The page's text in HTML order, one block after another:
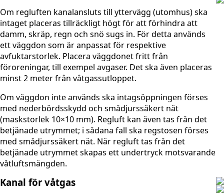
Om regluften kanalansluts till yttervägg (utomhus) ska
intaget placeras tillräckligt högt för att förhindra att
damm, skräp, regn och snö sugs in. För detta används
ett väggdon som är anpassat för respektive
avfuktarstorlek. Placera väggdonet fritt från
föroreningar, till exempel avgaser. Det ska även placeras
minst 2 meter från våtgassutloppet.
Om väggdon inte används ska intagsöppningen förses
med nederbördsskydd och smådjurssäkert nät
(maskstorlek 10×10 mm). Regluft kan även tas från det
betjänade utrymmet; i sådana fall ska regstosen förses
med smådjurssäkert nät. När regluft tas från det
betjänade utrymmet skapas ett undertryck motsvarande
våtluftsmängden.
Kanal för våtgas